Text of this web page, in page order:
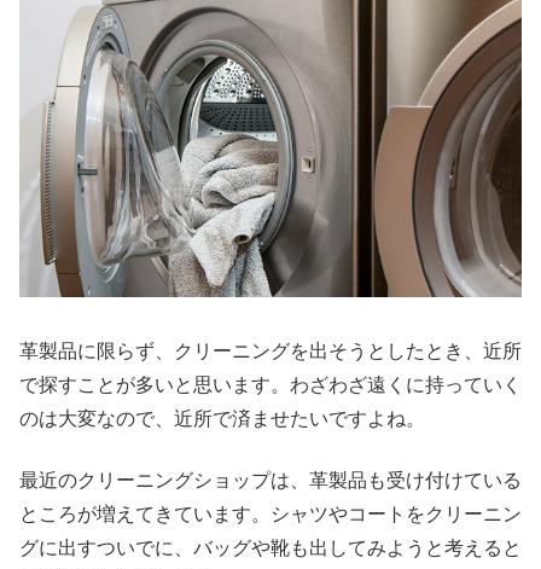
革製品に限らず、クリーニングを出そうとしたとき、近所
で探すことが多いと思います。わざわざ遠くに持っていく
のは大変なので、近所で済ませたいですよね。
最近のクリーニングショップは、革製品も受け付けている
ところが増えてきています。シャツやコートをクリーニン
グに出すついでに、バッグや靴も出してみようと考えると